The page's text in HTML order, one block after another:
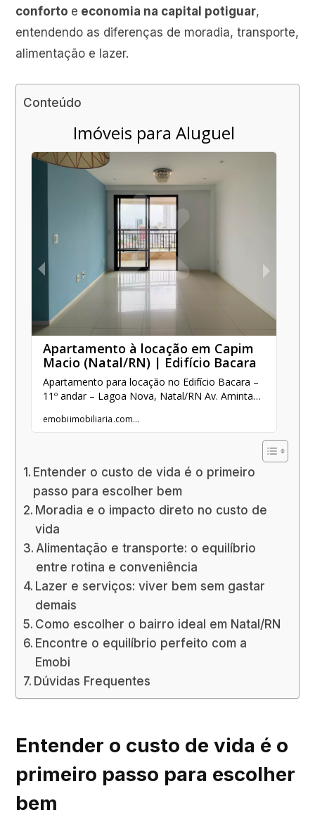
conforto e economia na capital potiguar,
entendendo as diferenças de moradia, transporte,
alimentação e lazer.
Conteúdo
Entender o custo de vida é o primeiro
passo para escolher bem
Moradia e o impacto direto no custo de
vida
Alimentação e transporte: o equilíbrio
entre rotina e conveniência
Lazer e serviços: viver bem sem gastar
demais
Como escolher o bairro ideal em Natal/RN
Encontre o equilíbrio perfeito com a
Emobi
Dúvidas Frequentes
Entender o custo de vida é o
primeiro passo para escolher
bem